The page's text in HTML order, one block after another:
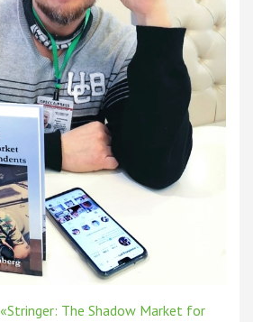
«Stringer: The Shadow Market for